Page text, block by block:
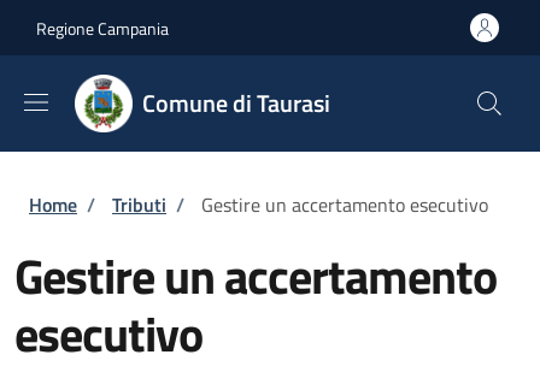
Regione Campania
Comune di Taurasi
Briciole di pane
Home / Tributi / Gestire un accertamento esecutivo
Gestire un accertamento
esecutivo